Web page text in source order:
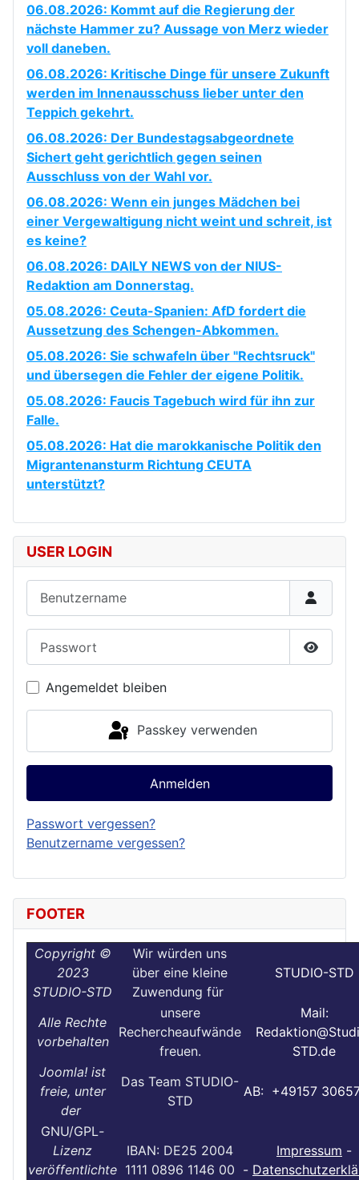
06.08.2026: Kommt auf die Regierung der
nächste Hammer zu? Aussage von Merz wieder
voll daneben.
06.08.2026: Kritische Dinge für unsere Zukunft
werden im Innenausschuss lieber unter den
Teppich gekehrt.
06.08.2026: Der Bundestagsabgeordnete
Sichert geht gerichtlich gegen seinen
Ausschluss von der Wahl vor.
06.08.2026: Wenn ein junges Mädchen bei
einer Vergewaltigung nicht weint und schreit, ist
es keine?
06.08.2026: DAILY NEWS von der NIUS-
Redaktion am Donnerstag.
05.08.2026: Ceuta-Spanien: AfD fordert die
Aussetzung des Schengen-Abkommen.
05.08.2026: Sie schwafeln über "Rechtsruck"
und übersegen die Fehler der eigene Politik.
05.08.2026: Faucis Tagebuch wird für ihn zur
Falle.
05.08.2026: Hat die marokkanische Politik den
Migrantenansturm Richtung CEUTA
unterstützt?
USER LOGIN
Angemeldet bleiben
Passkey verwenden
Anmelden
Passwort vergessen?
Benutzername vergessen?
FOOTER
Copyright ©
2023
STUDIO-STD
Wir würden uns
über eine kleine
Zuwendung für
STUDIO-STD
Alle Rechte
vorbehalten
unsere
Rechercheaufwände
freuen.
Mail:
STD.de
Joomla! ist
freie, unter
der
Das Team STUDIO-
STD
AB: +49157
GNU/GPL-
Lizenz
veröffentlichte
IBAN: DE25 2004
1111 0896 1146 00
Impressum -
-